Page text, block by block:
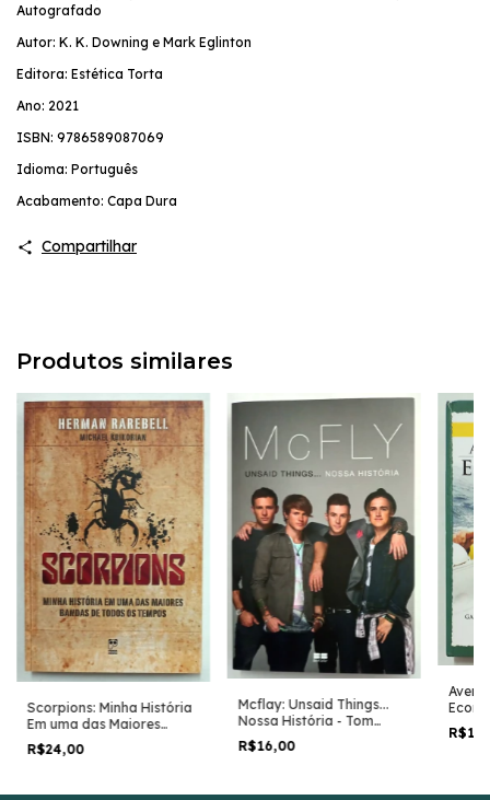
Autografado
Autor: K. K. Downing e Mark Eglinton
Editora: Estética Torta
Ano: 2021
ISBN: 9786589087069
Idioma: Português
Acabamento: Capa Dura
Compartilhar
Produtos similares
Scorpions: Minha História
Em uma das Maiores
Bandas e Todos os
Tempos - Herman Rarebel
R$24,00
Mcflay: Unsaid Things...
Nossa História - Tom
Fletcher e Outros
R$16,00